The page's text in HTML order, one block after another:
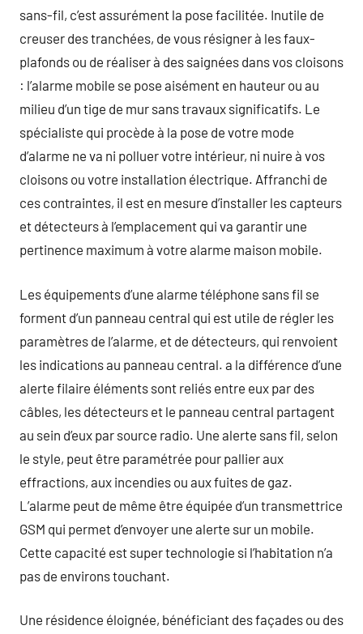
sans-fil, c’est assurément la pose facilitée. Inutile de
creuser des tranchées, de vous résigner à les faux-
plafonds ou de réaliser à des saignées dans vos cloisons
: l’alarme mobile se pose aisément en hauteur ou au
milieu d’un tige de mur sans travaux significatifs. Le
spécialiste qui procède à la pose de votre mode
d’alarme ne va ni polluer votre intérieur, ni nuire à vos
cloisons ou votre installation électrique. Affranchi de
ces contraintes, il est en mesure d’installer les capteurs
et détecteurs à l’emplacement qui va garantir une
pertinence maximum à votre alarme maison mobile.
Les équipements d’une alarme téléphone sans fil se
forment d’un panneau central qui est utile de régler les
paramètres de l’alarme, et de détecteurs, qui renvoient
les indications au panneau central. a la différence d’une
alerte filaire éléments sont reliés entre eux par des
câbles, les détecteurs et le panneau central partagent
au sein d’eux par source radio. Une alerte sans fil, selon
le style, peut être paramétrée pour pallier aux
effractions, aux incendies ou aux fuites de gaz.
L’alarme peut de même être équipée d’un transmettrice
GSM qui permet d’envoyer une alerte sur un mobile.
Cette capacité est super technologie si l’habitation n’a
pas de environs touchant.
Une résidence éloignée, bénéficiant des façades ou des